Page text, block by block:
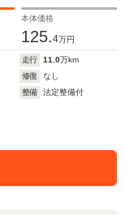
本体価格
125.4万円
走行 11.0万km
修復
なし
整備
法定整備付